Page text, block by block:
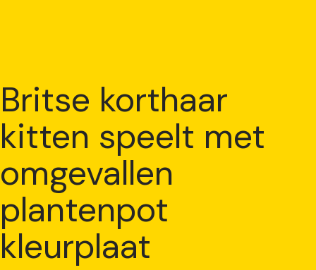
Britse korthaar
kitten speelt met
omgevallen
plantenpot
kleurplaat